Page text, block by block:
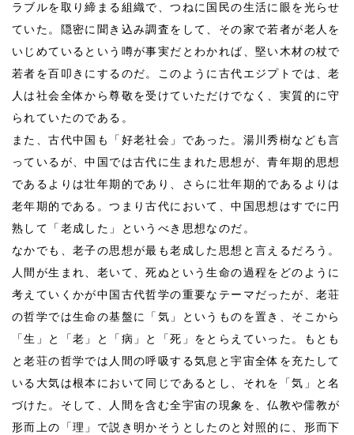
ラブルを取り締まる組織で、つねに国民の生活に眼を光らせ
ていた。隠密に聞き込み調査をして、その家で若者が老人を
いじめているという噂が事実だとわかれば、堅い木材の杖で
若者を百叩きにするのだ。このように古代エジプトでは、老
人は社会全体から尊敬を受けていただけでなく、実質的に守
られていたのである。
また、古代中国も「好老社会」であった。湯川秀樹なども言
っているが、中国では古代に生まれた思想が、青年期的思想
であるよりは壮年期的であり、さらに壮年期的であるよりは
老年期的である。つまり古代において、中国思想はすでに円
熟して「老成した」というべき思想なのだ。
なかでも、老子の思想が最も老成した思想と言えるだろう。
人間が生まれ、老いて、死ぬという生命の過程をどのように
考えていくかが中国古代哲学の重要なテーマだったが、老荘
の哲学では生命の基盤に「気」というものを置き、そこから
「生」と「老」と「病」と「死」をとらえていった。もとも
と老荘の哲学では人間の呼吸する気息と宇宙全体を充たして
いる大気は根本において同じであるとし、それを「気」と名
づけた。そして、人間を含む全宇宙の現象を、仏教や儒教が
形而上の「理」で説き明かそうとしたのと対照的に、形而下